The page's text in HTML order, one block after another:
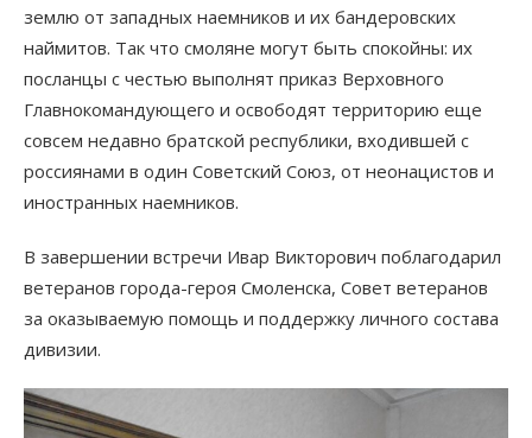
землю от западных наемников и их бандеровских
наймитов. Так что смоляне могут быть спокойны: их
посланцы с честью выполнят приказ Верховного
Главнокомандующего и освободят территорию еще
совсем недавно братской республики, входившей с
россиянами в один Советский Союз, от неонацистов и
иностранных наемников.
В завершении встречи Ивар Викторович поблагодарил
ветеранов города-героя Смоленска, Совет ветеранов
за оказываемую помощь и поддержку личного состава
дивизии.